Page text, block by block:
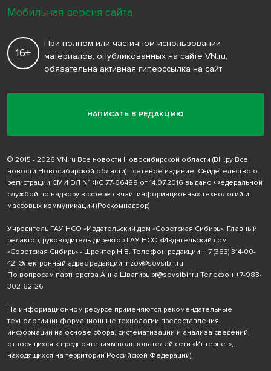
НАПИСАТЬ В РЕДАКЦИЮ
16+
При полном или частичном использовании
материалов, опубликованных на сайте VN.ru,
обязательна активная гиперссылка на сайт
© 2015 - 2026 VN.ru Все новости Новосибирской области (ВН.ру Все
новости Новосибирской области) - сетевое издание. Свидетельство о
регистрации СМИ ЭЛ № ФС 77-66488 от 14.07.2016 выдано Федеральной
службой по надзору в сфере связи, информационных технологий и
массовых коммуникаций (Роскомнадзор)
Учредитель ГАУ НСО «Издательский дом «Советская Сибирь». Главный
редактор, руководитель-директор ГАУ НСО «Издательский дом
«Советская Сибирь» - Шрейтер Н.В. Телефон редакции + 7 (383) 314-00-
42; Электронный адрес редакции inzov@sovsibir.ru
По вопросам партнерства Анна Швагирь pr@sovsibir.ru Телефон +7-983-
302-62-26
На информационном ресурсе применяются рекомендательные
технологии (информационные технологии предоставления
информации на основе сбора, систематизации и анализа сведений,
относящихся к предпочтениям пользователей сети «Интернет»,
находящихся на территории Российской Федерации).
Мобильная версия сайта